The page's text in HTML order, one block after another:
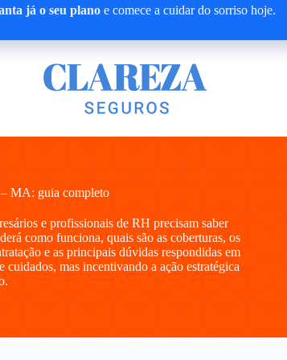
já o seu planoe comece a cuidar do sorriso hoje.
MA: guia completo
e profissionais de RH precisam saber
como funciona, quais são as coberturas, os
e as principais dúvidas respondidas em
mas incentivando a ação estratégica